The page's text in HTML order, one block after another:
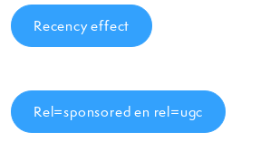
Recency effect
Rel=sponsored en rel=ugc